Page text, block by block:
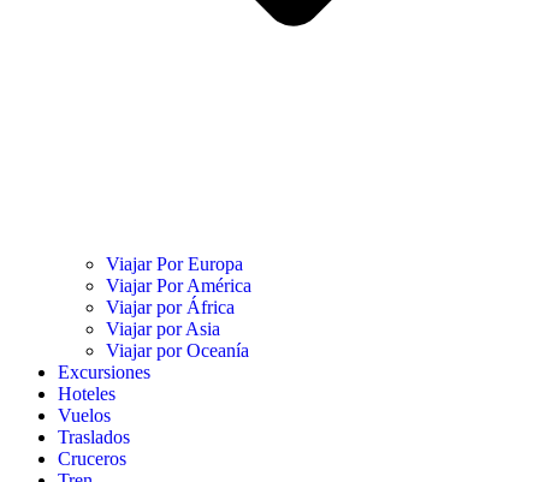
Viajar Por Europa
Viajar Por América
Viajar por África
Viajar por Asia
Viajar por Oceanía
Excursiones
Hoteles
Vuelos
Traslados
Cruceros